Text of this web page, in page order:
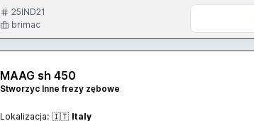
25IND21
brimac
MAAG sh 450
Stworzyc Inne frezy zębowe
Lokalizacja: 🇮🇹 Italy